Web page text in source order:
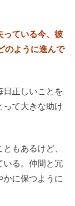
っている今、彼
のように進んで
日正しいことを
って大きな助け
もあるけど、
いる。仲間と冗
かに保つように